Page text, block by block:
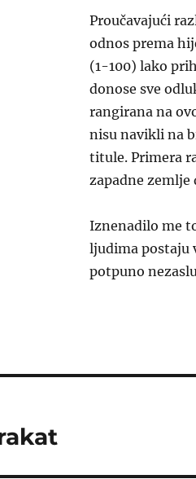
Proučavajući
odnos prema
(1-100) lako
donose sve
rangirana na
nisu navikli na
titule. Primera
zapadne zemlje
Iznenadilo me
ljudima postaju
potpuno